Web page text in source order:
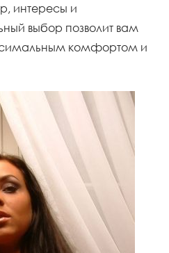
интересы и
выбор позволит вам
комфортом и